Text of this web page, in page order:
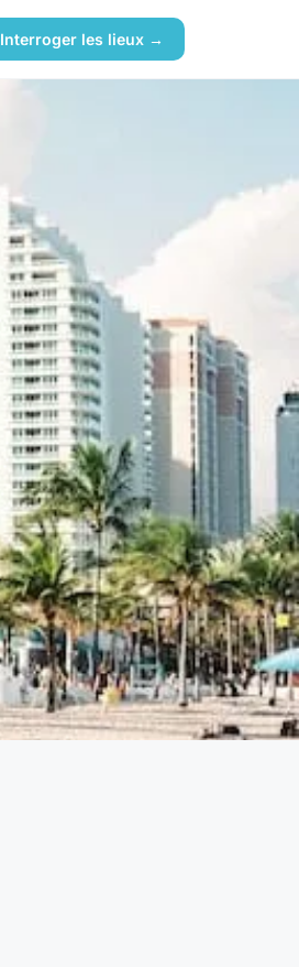
Interroger les lieux →